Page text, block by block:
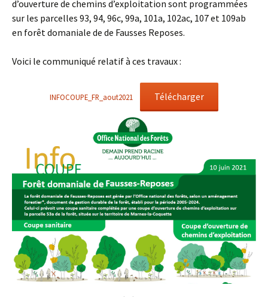
d’ouverture de chemins d’exploitation sont programmées
sur les parcelles 93, 94, 96c, 99a, 101a, 102ac, 107 et 109ab
en forêt domaniale de de Fausses Reposes.
Voici le communiqué relatif à ces travaux :
INFOCOUPE_FR_aout2021 Télécharger